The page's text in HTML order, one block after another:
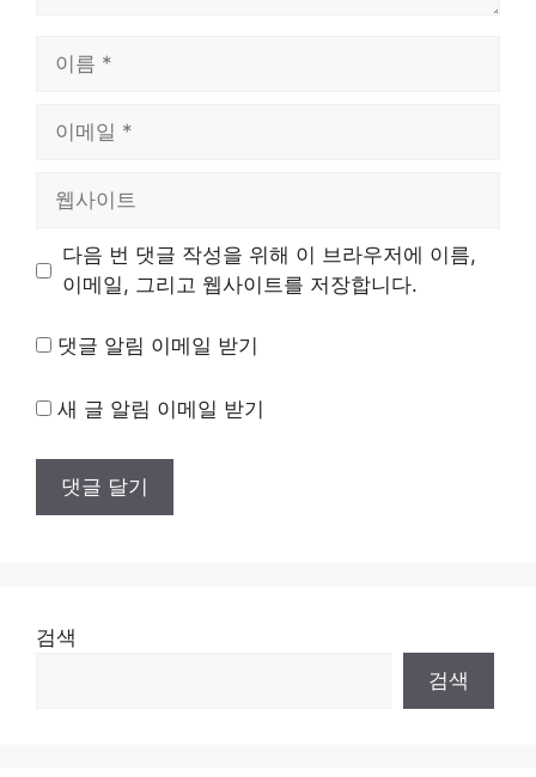
트
다음 번 댓글 작성을 위해 이 브라우저에 이름,
이메일, 그리고 웹사이트를 저장합니다.
댓글 알림 이메일 받기
새 글 알림 이메일 받기
검색
검색